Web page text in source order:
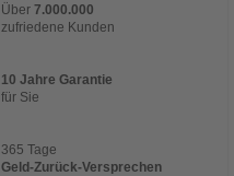
Über 7.000.000
zufriedene Kunden
10 Jahre Garantie
für Sie
365 Tage
Geld-Zurück-Versprechen